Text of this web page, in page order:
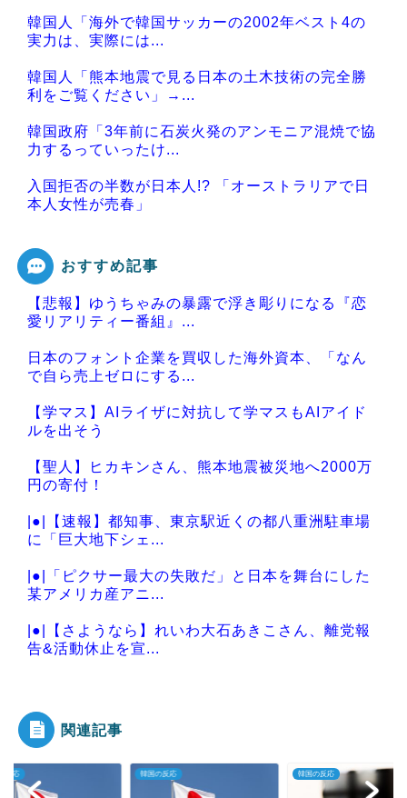
韓国人「海外で韓国サッカーの2002年ベスト4の
実力は、実際には...
韓国人「熊本地震で見る日本の土木技術の完全勝
利をご覧ください」→...
韓国政府「3年前に石炭火発のアンモニア混焼で協
力するっていったけ...
入国拒否の半数が日本人!? 「オーストラリアで日
本人女性が売春」
Powered by livedoor 相互RSS
おすすめ記事
【悲報】ゆうちゃみの暴露で浮き彫りになる『恋
愛リアリティー番組』...
日本のフォント企業を買収した海外資本、「なん
で自ら売上ゼロにする...
【学マス】AIライザに対抗して学マスもAIアイド
ルを出そう
【聖人】ヒカキンさん、熊本地震被災地へ2000万
円の寄付！
|●|【速報】都知事、東京駅近くの都八重洲駐車場
に「巨大地下シェ...
|●|「ピクサー最大の失敗だ」と日本を舞台にした
某アメリカ産アニ...
|●|【さようなら】れいわ大石あきこさん、離党報
告&活動休止を宣...
関連記事
反応 韓国の反応 韓国の反応